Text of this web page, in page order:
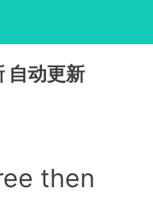
自动更新
then